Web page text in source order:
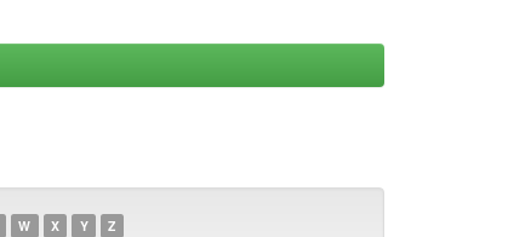
W X Y Z